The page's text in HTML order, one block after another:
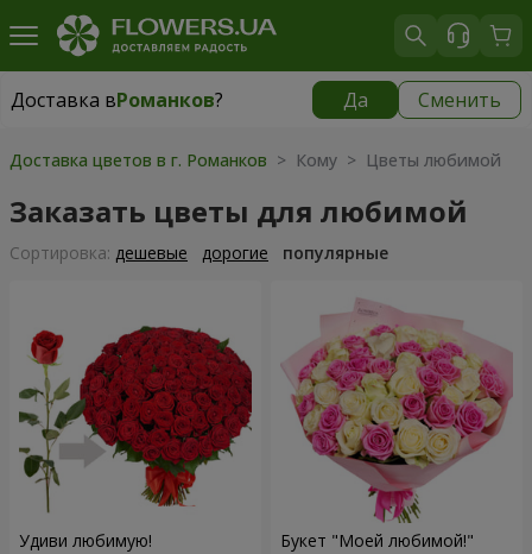
Доставка вРоманков? Да Сменить
Доставка вРоманков|
Доставка цветов в г. Романков > Кому > Цветы любимой
Заказать цветы для любимой
Cортировка: дешевые дорогие популярные
Удиви любимую! Букет "Моей любимой!"